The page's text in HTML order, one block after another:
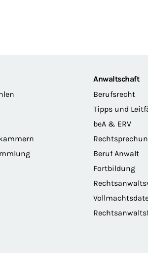
Anwaltschaft
Berufsrecht
Tipps und
beA & ERV
Beruf Anwalt
Fortbildung